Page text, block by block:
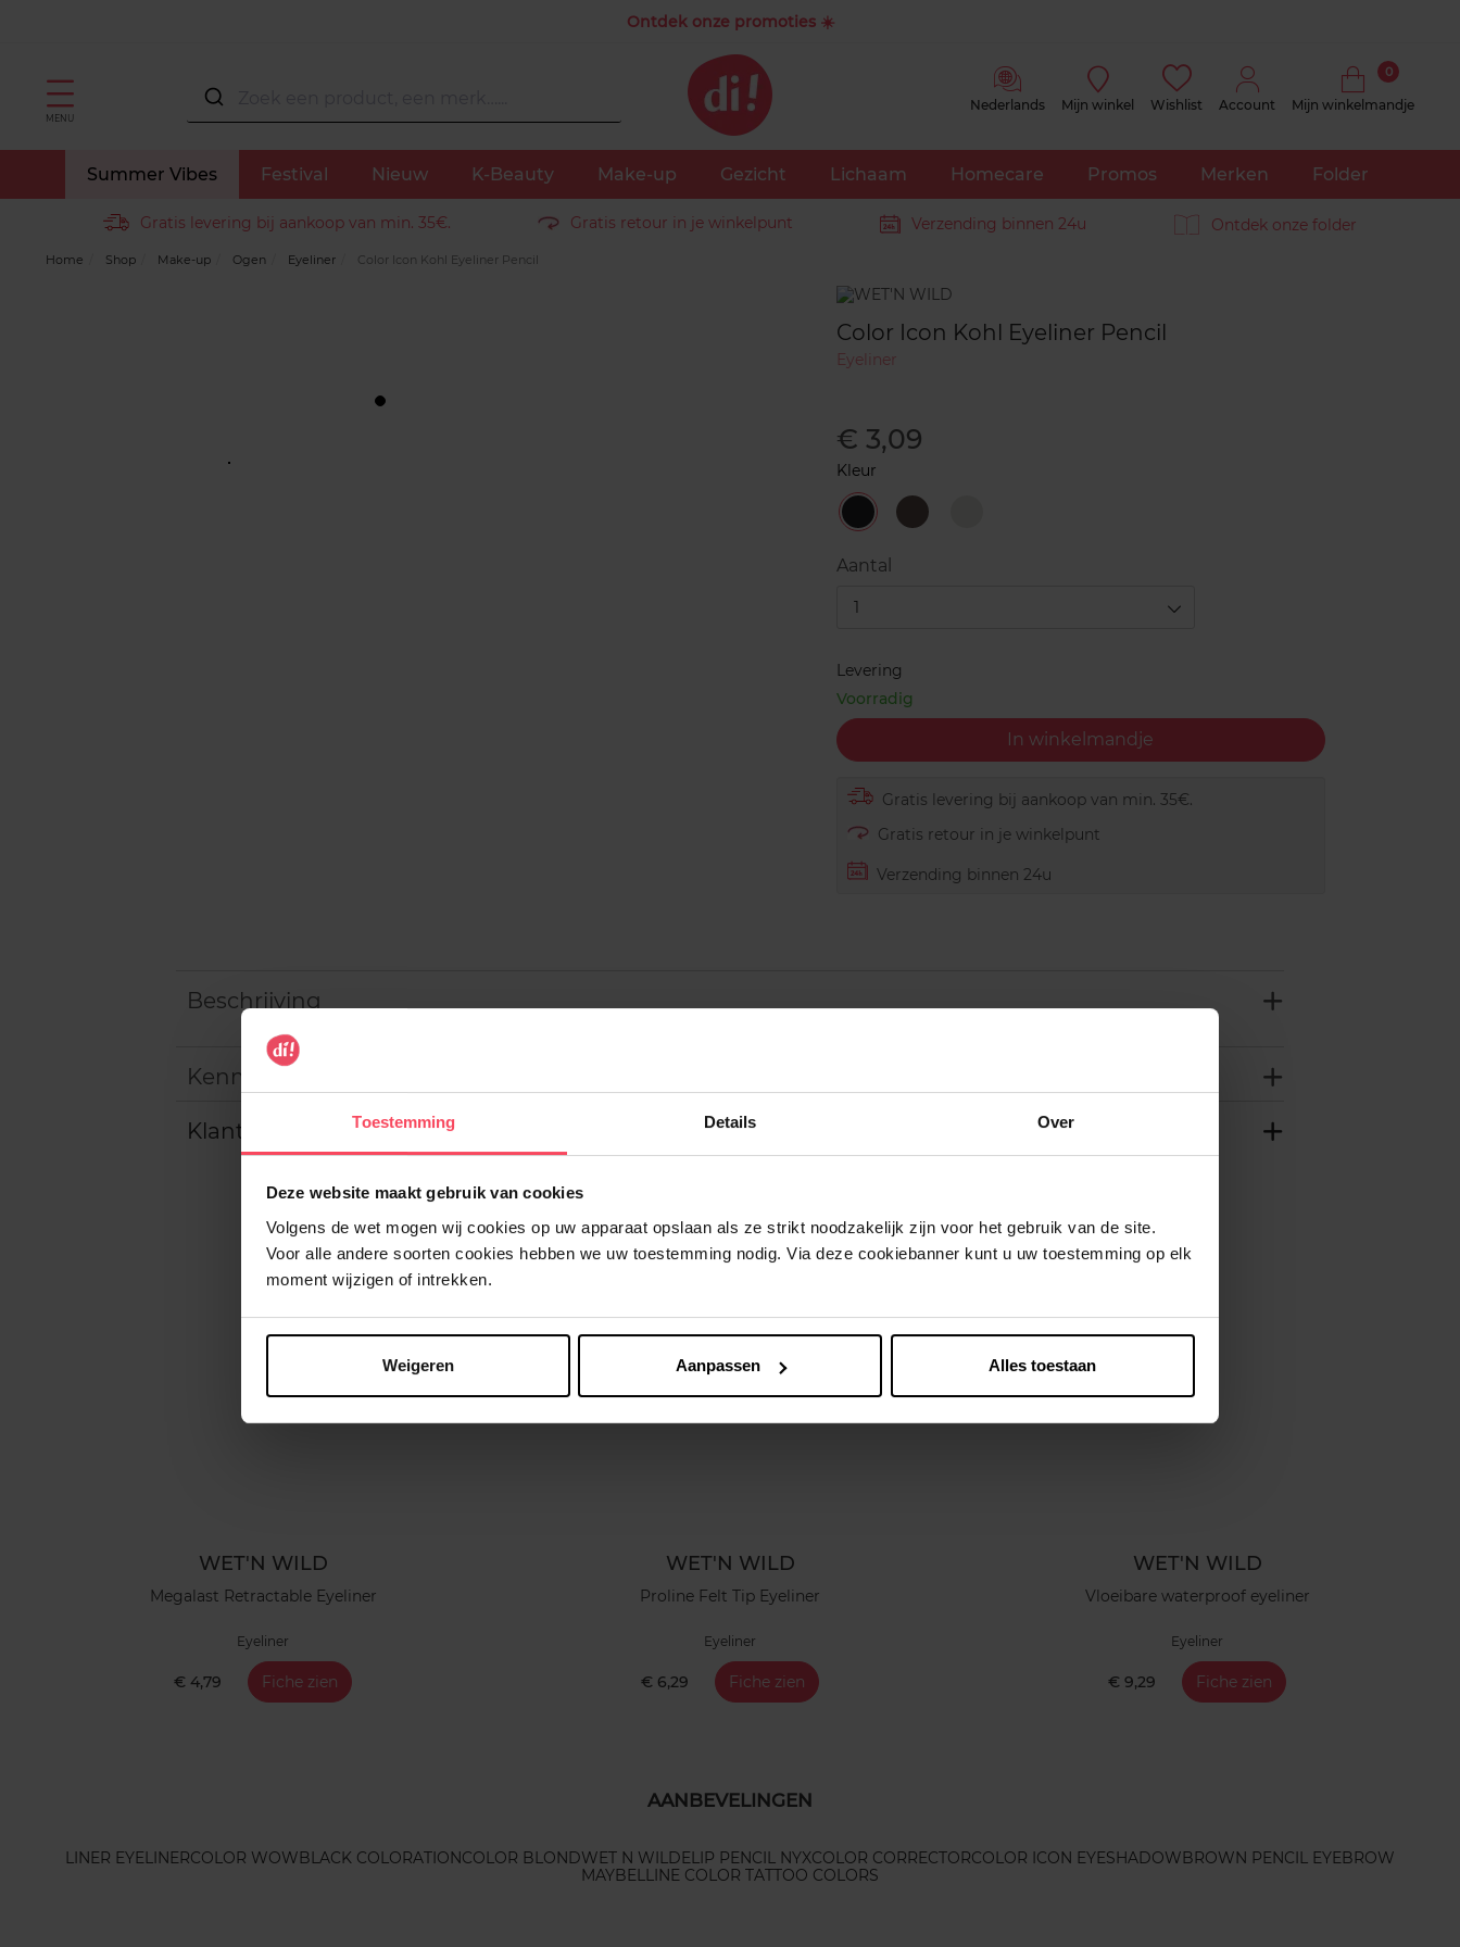
Toestemming Details Over
Deze website maakt gebruik van cookies
Volgens de wet mogen wij cookies op uw apparaat opslaan als ze strikt noodzakelijk zijn voor het gebruik van de site.
Voor alle andere soorten cookies hebben we uw toestemming nodig. Via deze cookiebanner kunt u uw toestemming op elk
moment wijzigen of intrekken.
Weigeren Aanpassen Alles toestaan
Ontdek onze promoties ☀️
MENU
Nederlands Mijn winkel Wishlist Account Mijn winkelmandje
0
Summer Vibes Festival Nieuw K-Beauty Make-up Gezicht Lichaam Homecare Promos Merken Folder
Gratis levering bij aankoop van min. 35€. Gratis retour in je winkelpunt Verzending binnen 24u Ontdek onze folder
Home Shop Make-up Ogen Eyeliner Color Icon Kohl Eyeliner Pencil
Merk
Color Icon Kohl Eyeliner Pencil
Eyeliner
€ 3,09
Kleur
Baby's
Got
Simma
Brown
Aantal
1
Levering
Voorradig
In winkelmandje
Gratis levering bij aankoop van min. 35€.
Gratis retour in je winkelpunt
Verzending binnen 24u
Beschrijving
Kenmerken
Klantereview
WET'N WILD
Megalast Retractable Eyeliner
Eyeliner
€ 4,79 Fiche zien
WET'N WILD
Proline Felt Tip Eyeliner
Eyeliner
€ 6,29 Fiche zien
WET'N WILD
Vloeibare waterproof eyeliner
Eyeliner
€ 9,29 Fiche zien
AANBEVELINGEN
LINER EYELINERCOLOR WOWBLACK COLORATIONCOLOR BLONDWET N WILDELIP PENCIL NYXCOLOR CORRECTORCOLOR ICON EYESHADOWBROWN PENCIL EYEBROW
MAYBELLINE COLOR TATTOO COLORS